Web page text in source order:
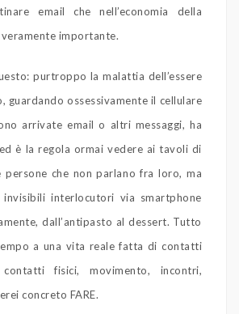
email che nell’economia della
importante.
purtroppo la malattia dell’essere
guardando ossessivamente il cellulare
arrivate email o altri messaggi, ha
è la regola ormai vedere ai tavoli di
che non parlano fra loro, ma
invisibili interlocutori via smartphone
dall’antipasto al dessert. Tutto
a una vita reale fatta di contatti
fisici, movimento, incontri,
concreto FARE.